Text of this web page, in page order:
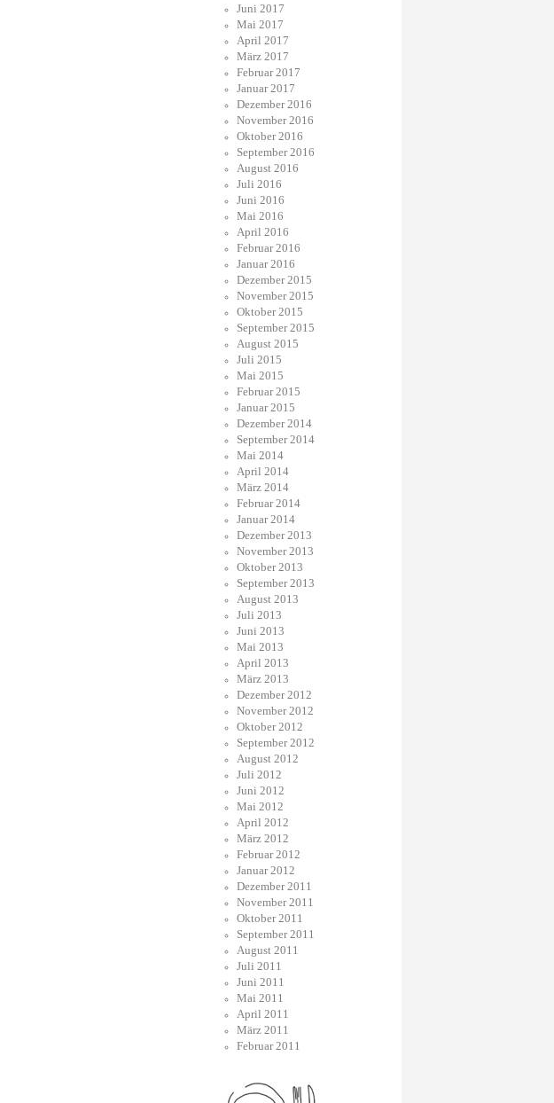
Juni 2017
Mai 2017
April 2017
März 2017
Februar 2017
Januar 2017
Dezember 2016
November 2016
Oktober 2016
September 2016
August 2016
Juli 2016
Juni 2016
Mai 2016
April 2016
Februar 2016
Januar 2016
Dezember 2015
November 2015
Oktober 2015
September 2015
August 2015
Juli 2015
Mai 2015
Februar 2015
Januar 2015
Dezember 2014
September 2014
Mai 2014
April 2014
März 2014
Februar 2014
Januar 2014
Dezember 2013
November 2013
Oktober 2013
September 2013
August 2013
Juli 2013
Juni 2013
Mai 2013
April 2013
März 2013
Dezember 2012
November 2012
Oktober 2012
September 2012
August 2012
Juli 2012
Juni 2012
Mai 2012
April 2012
März 2012
Februar 2012
Januar 2012
Dezember 2011
November 2011
Oktober 2011
September 2011
August 2011
Juli 2011
Juni 2011
Mai 2011
April 2011
März 2011
Februar 2011